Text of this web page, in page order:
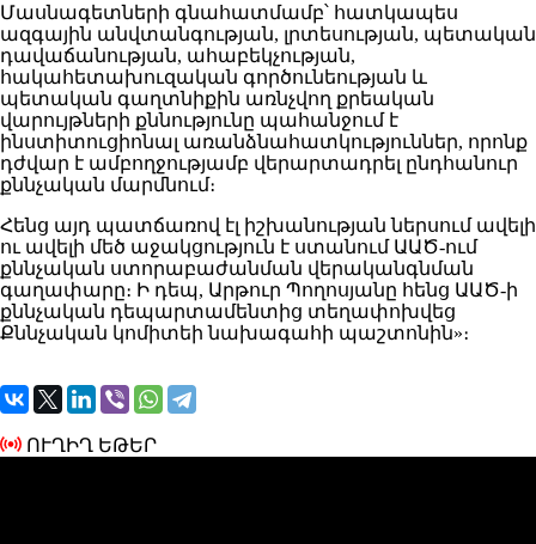
Մասնագետների գնահատմամբ՝ հատկապես
ազգային անվտանգության, լրտեսության, պետական
դավաճանության, ահաբեկչության,
հակահետախուզական գործունեության և
պետական գաղտնիքին առնչվող քրեական
վարույթների քննությունը պահանջում է
ինստիտուցիոնալ առանձնահատկություններ, որոնք
դժվար է ամբողջությամբ վերարտադրել ընդհանուր
քննչական մարմնում։
Հենց այդ պատճառով էլ իշխանության ներսում ավելի
ու ավելի մեծ աջակցություն է ստանում ԱԱԾ-ում
քննչական ստորաբաժանման վերականգնման
գաղափարը։ Ի դեպ, Արթուր Պողոսյանը հենց ԱԱԾ-ի
քննչական դեպարտամենտից տեղափոխվեց
Քննչական կոմիտեի նախագահի պաշտոնին»։
ՈՒՂԻՂ ԵԹԵՐ